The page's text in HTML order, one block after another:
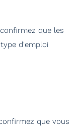
que les
d'emploi
que vous